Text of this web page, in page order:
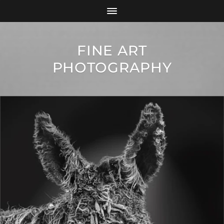
FINE ART
PHOTOGRAPHY